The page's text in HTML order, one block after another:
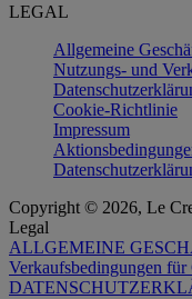
LEGAL
Allgemeine
Nutzungs- und
Cookie-Richtlinie
Impressum
Copyright © 2026, Le
Legal
ALLGEMEINE
Verkaufsbedingungen für